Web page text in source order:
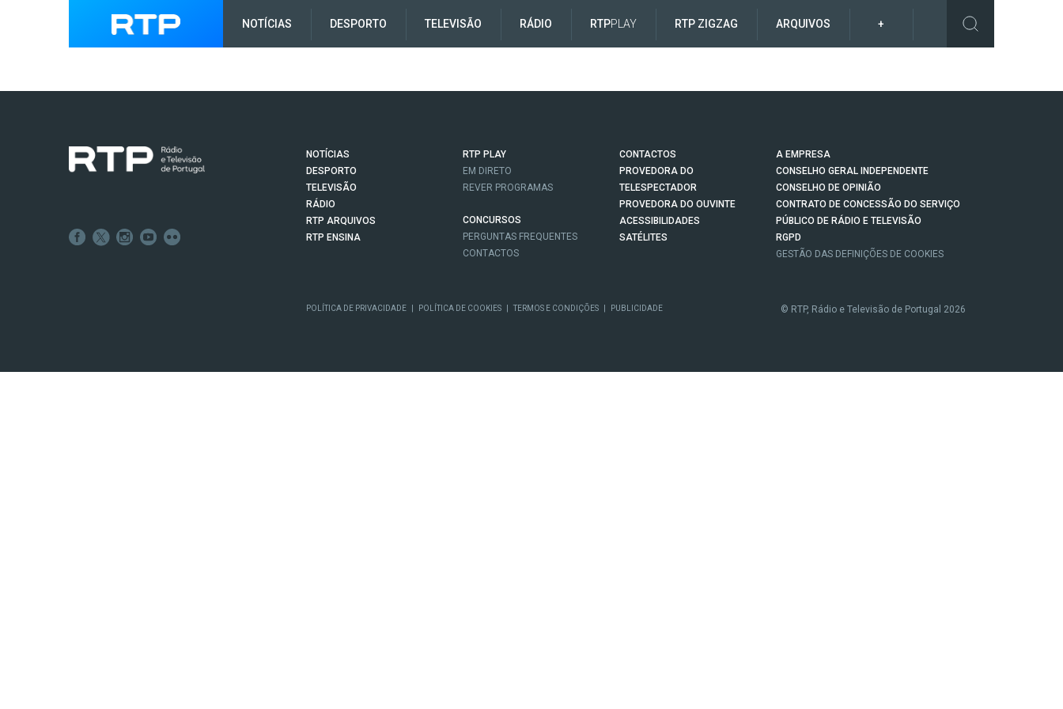
NOTÍCIAS DESPORTO TELEVISÃO RÁDIO RTPPLAY RTP ZIGZAG ARQUIVOS +
NOTÍCIAS
DESPORTO
TELEVISÃO
RÁDIO
RTP ARQUIVOS
RTP ENSINA
RTP PLAY
EM DIRETO
REVER PROGRAMAS
CONCURSOS
PERGUNTAS FREQUENTES
CONTACTOS
CONTACTOS
PROVEDORA DO
TELESPECTADOR
PROVEDORA DO OUVINTE
ACESSIBILIDADES
SATÉLITES
A EMPRESA
CONSELHO GERAL INDEPENDENTE
CONSELHO DE OPINIÃO
CONTRATO DE CONCESSÃO DO SERVIÇO
PÚBLICO DE RÁDIO E TELEVISÃO
RGPD
GESTÃO DAS DEFINIÇÕES DE COOKIES
POLÍTICA DE PRIVACIDADE POLÍTICA DE COOKIES TERMOS E CONDIÇÕES PUBLICIDADE © RTP, Rádio e Televisão de Portugal 2026